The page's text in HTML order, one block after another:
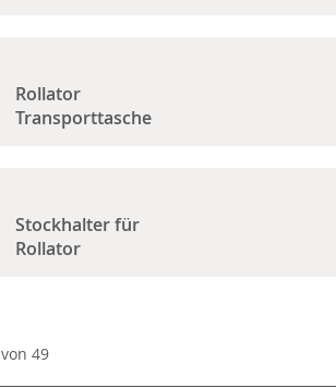
Rollator
Transporttasche
Stockhalter für
Rollator
von49